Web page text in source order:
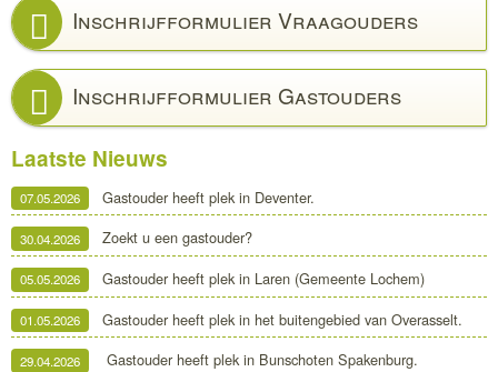
Inschrijfformulier Vraagouders
Inschrijfformulier Gastouders
Laatste Nieuws
07.05.2026 Gastouder heeft plek in Deventer.
30.04.2026 Zoekt u een gastouder?
05.05.2026 Gastouder heeft plek in Laren (Gemeente Lochem)
01.05.2026 Gastouder heeft plek in het buitengebied van Overasselt.
29.04.2026 Gastouder heeft plek in Bunschoten Spakenburg.